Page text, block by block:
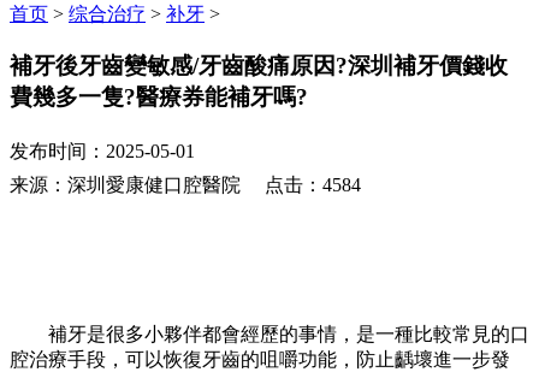
首页 > 综合治疗 > 补牙 >
補牙後牙齒變敏感/牙齒酸痛原因?深圳補牙價錢收
費幾多一隻?醫療券能補牙嗎?
发布时间：2025-05-01
来源：深圳愛康健口腔醫院 点击：4584
補牙是很多小夥伴都會經歷的事情，是一種比較常見的口
腔治療手段，可以恢復牙齒的咀嚼功能，防止齲壞進一步發